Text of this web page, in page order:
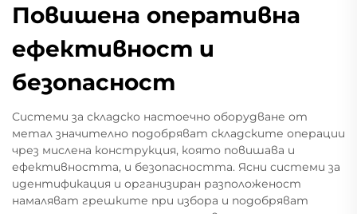
Повишена оперативна
ефективност и
безопасност
Системи за складско настоечно оборудване от
метал значително подобряват складските операции
чрез мислена конструкция, която повишава и
ефективността, и безопасността. Ясни системи за
идентификация и организиран разположеност
намаляват грешките при избора и подобряват